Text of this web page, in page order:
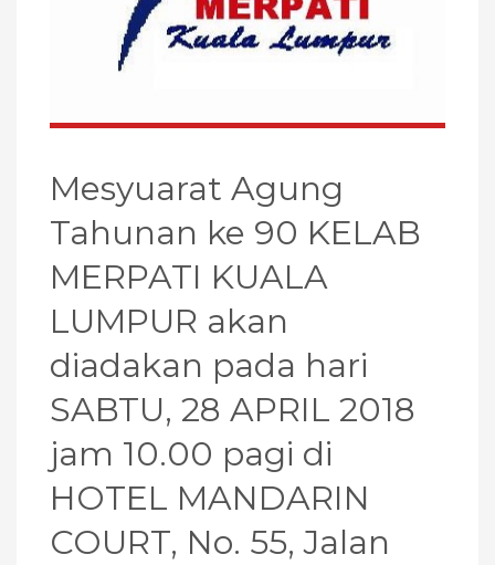
Mesyuarat Agung
Tahunan ke 90 KELAB
MERPATI KUALA
LUMPUR akan
diadakan pada hari
SABTU, 28 APRIL 2018
jam 10.00 pagi di
HOTEL MANDARIN
COURT, No. 55, Jalan